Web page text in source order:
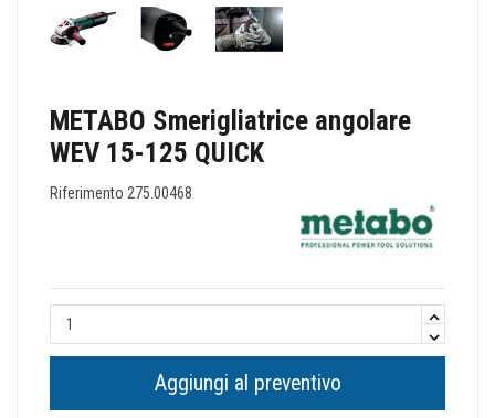
METABO Smerigliatrice angolare
WEV 15-125 QUICK
Riferimento 275.00468
Aggiungi al preventivo